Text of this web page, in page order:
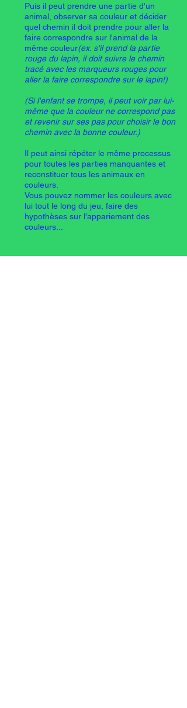
Puis il peut prendre une partie d'un
animal, observer sa couleur et décider
quel chemin il doit prendre pour aller la
faire correspondre sur l'animal de la
même couleur(ex. s'il prend la partie
rouge du lapin, il doit suivre le chemin
tracé avec les marqueurs rouges pour
aller la faire correspondre sur le lapin!)
(Si l'enfant se trompe, il peut voir par lui-
même que la couleur ne correspond pas
et revenir sur ses pas pour choisir le bon
chemin avec la bonne couleur.)
Il peut ainsi répéter le même processus
pour toutes les parties manquantes et
reconstituer tous les animaux en
couleurs.
Vous pouvez nommer les couleurs avec
lui tout le long du jeu, faire des
hypothèses sur l'appariement des
couleurs...